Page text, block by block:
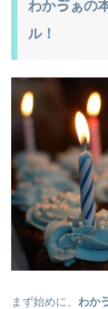
わかゔぁの
ル！
まず始めに、 わか